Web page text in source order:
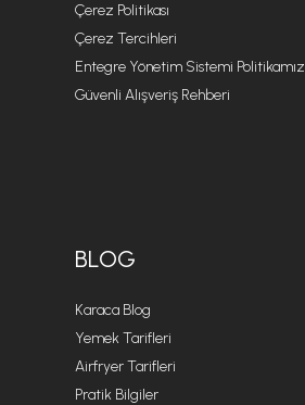
Çerez Politikası
Çerez Tercihleri
Entegre Yönetim Sistemi Politikamız
Güvenli Alışveriş Rehberi
BLOG
Karaca Blog
Yemek Tarifleri
Airfryer Tarifleri
Pratik Bilgiler